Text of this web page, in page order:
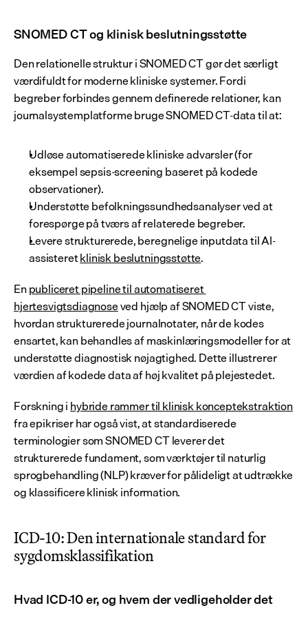
SNOMED CT og klinisk beslutningsstøtte
Den relationelle struktur i SNOMED CT gør det særligt
værdifuldt for moderne kliniske systemer. Fordi
begreber forbindes gennem definerede relationer, kan
journalsystemplatforme bruge SNOMED CT-data til at:
Udløse automatiserede kliniske advarsler (for
eksempel sepsis-screening baseret på kodede
observationer).
Understøtte befolkningssundhedsanalyser ved at
forespørge på tværs af relaterede begreber.
Levere strukturerede, beregnelige inputdata til AI-
assisteret klinisk beslutningsstøtte.
En publiceret pipeline til automatiseret
hjertesvigtsdiagnose ved hjælp af SNOMED CT viste,
hvordan strukturerede journalnotater, når de kodes
ensartet, kan behandles af maskinlæringsmodeller for at
understøtte diagnostisk nøjagtighed. Dette illustrerer
værdien af kodede data af høj kvalitet på plejestedet.
Forskning i hybride rammer til klinisk konceptekstraktion
fra epikriser har også vist, at standardiserede
terminologier som SNOMED CT leverer det
strukturerede fundament, som værktøjer til naturlig
sprogbehandling (NLP) kræver for pålideligt at udtrække
og klassificere klinisk information.
ICD-10: Den internationale standard for
sygdomsklassifikation
Hvad ICD-10 er, og hvem der vedligeholder det